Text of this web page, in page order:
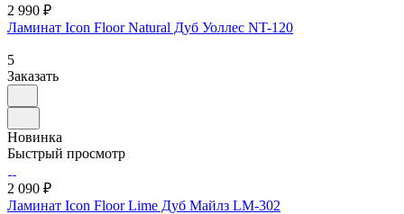
2 990 ₽
Ламинат Icon Floor Natural Дуб Уоллес NT-120
5
Заказать
Новинка
Быстрый просмотр
2 090 ₽
Ламинат Icon Floor Lime Дуб Майлз LM-302